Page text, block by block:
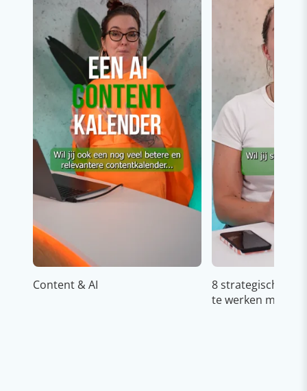
Content & AI
8 strategische
te werken met